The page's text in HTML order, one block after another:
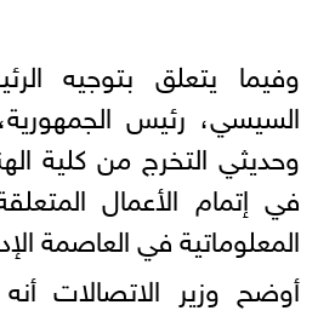
وفيما يتعلق بتوجيه
السيسي، رئيس
وحديثي التخرج من كلية
في إتمام الأعمال
المعلوماتية في العاصمة